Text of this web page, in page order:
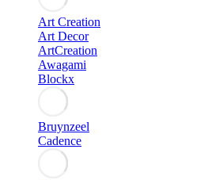
Art Creation
Art Decor
ArtCreation
Awagami
Blockx
Bruynzeel
Cadence